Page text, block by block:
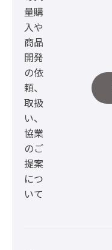
量購
入や
商品
開発
の依
頼、
取扱
い、
協業
のご
提案
につ
いて